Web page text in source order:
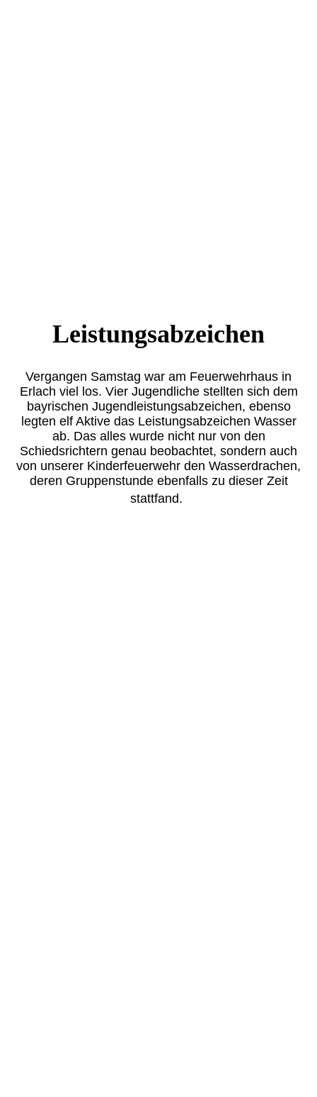
Leistungsabzeichen
Vergangen Samstag war am Feuerwehrhaus in
Erlach viel los. Vier Jugendliche stellten sich dem
bayrischen Jugendleistungsabzeichen, ebenso
legten elf Aktive das Leistungsabzeichen Wasser
ab. Das alles wurde nicht nur von den
Schiedsrichtern genau beobachtet, sondern auch
von unserer Kinderfeuerwehr den Wasserdrachen,
deren Gruppenstunde ebenfalls zu dieser Zeit
stattfand.